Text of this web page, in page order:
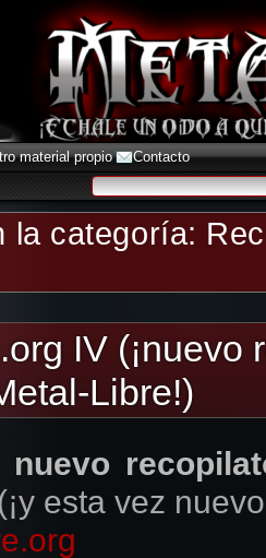
material propio Contacto
la categoría:
IV (¡nuevo
Libre!)
nuevo
(¡y esta vez